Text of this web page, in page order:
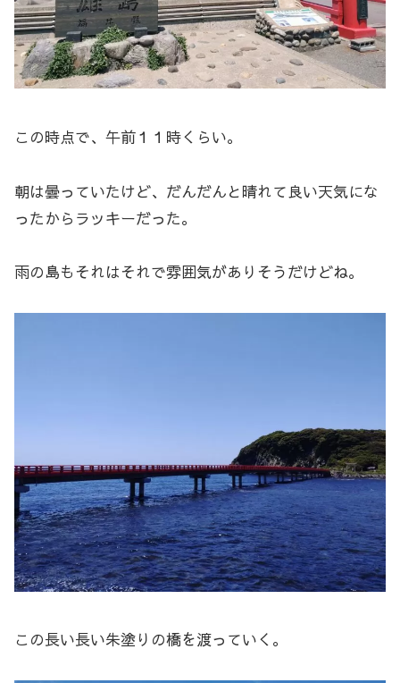
この時点で、午前１１時くらい。
朝は曇っていたけど、だんだんと晴れて良い天気にな
ったからラッキーだった。
雨の島もそれはそれで雰囲気がありそうだけどね。
この長い長い朱塗りの橋を渡っていく。